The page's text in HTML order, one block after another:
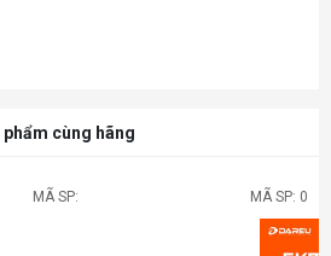
phẩm cùng hãng
MÃ SP: MÃ SP: 0